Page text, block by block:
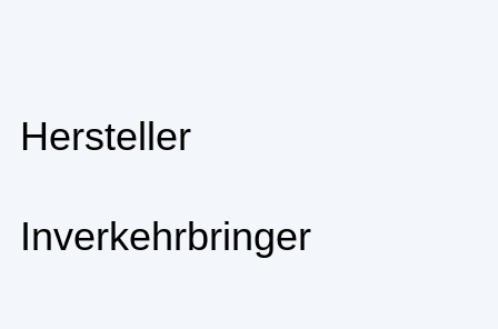
Hersteller
Inverkehrbringer